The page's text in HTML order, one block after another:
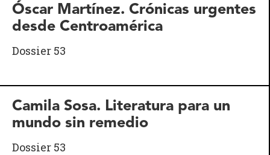
Óscar Martínez. Crónicas urgentes
desde Centroamérica
Dossier 53
Camila Sosa. Literatura para un
mundo sin remedio
Dossier 53